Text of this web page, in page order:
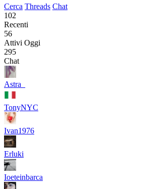
Cerca Threads Chat
102
Recenti
56
Attivi Oggi
295
Chat
Astra_
TonyNYC
Ivan1976
Erluki
Ioeteinbarca